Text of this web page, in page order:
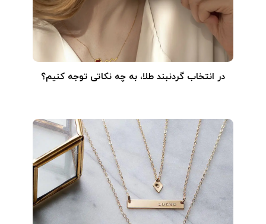
در انتخاب گردنبند طلا‌، به چه نکاتی توجه کنیم؟